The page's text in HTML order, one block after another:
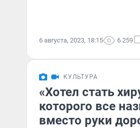
6 августа, 2023, 18:15 6 259
КУЛЬТУРА
«Хотел стать
которого все
вместо руки